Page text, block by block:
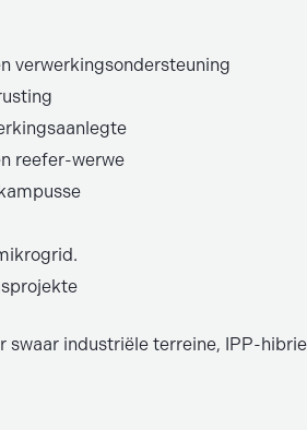
verwerkingsondersteuning
reefer-werwe
industriële terreine, IPP-